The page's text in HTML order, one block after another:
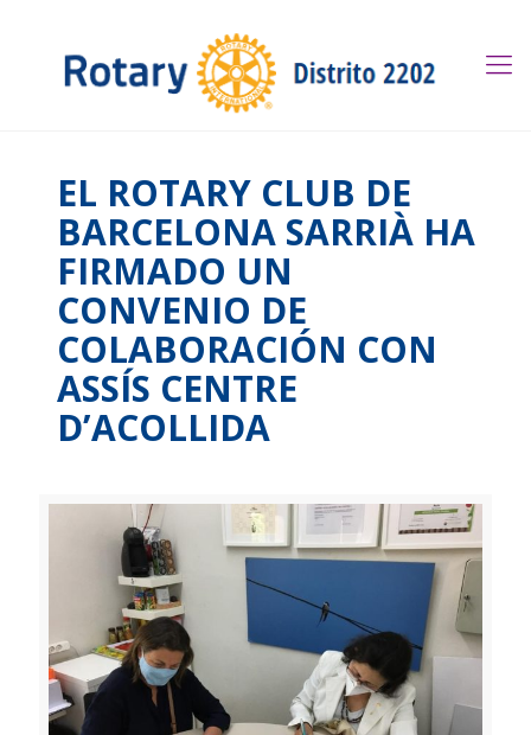
EL ROTARY CLUB DE
BARCELONA SARRIÀ HA
FIRMADO UN
CONVENIO DE
COLABORACIÓN CON
ASSÍS CENTRE
D’ACOLLIDA